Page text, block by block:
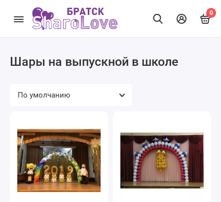
0
Шары на выпускной в школе